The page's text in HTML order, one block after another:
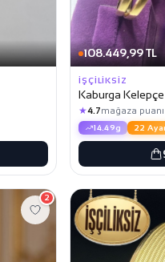
108.449,99 TL
İŞÇILIKSIZ
Kaburga
★4.7mağaza puanı
14.49g 22
2